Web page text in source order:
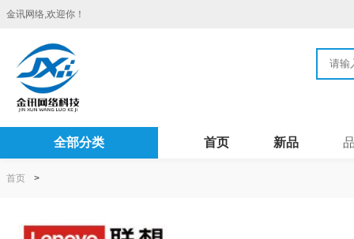
金讯网络,欢迎你！
全部分类 首页 新品
首页 >